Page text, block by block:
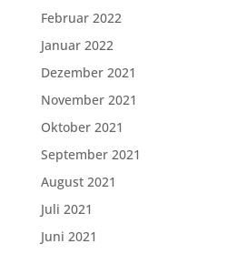
Februar 2022
Januar 2022
Dezember 2021
November 2021
Oktober 2021
September 2021
August 2021
Juli 2021
Juni 2021